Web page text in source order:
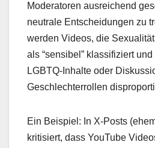
Moderatoren ausreichend
neutrale Entscheidungen zu
werden Videos, die
als “sensibel” klassifiziert
LGBTQ-Inhalte oder
Geschlechterrollen
Ein Beispiel: In X-Posts
kritisiert, dass YouTube